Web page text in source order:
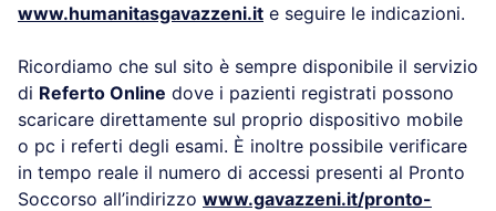
www.humanitasgavazzeni.it e seguire le indicazioni.
Ricordiamo che sul sito è sempre disponibile il servizio
di Referto Online dove i pazienti registrati possono
scaricare direttamente sul proprio dispositivo mobile
o pc i referti degli esami. È inoltre possibile verificare
in tempo reale il numero di accessi presenti al Pronto
Soccorso all’indirizzo www.gavazzeni.it/pronto-